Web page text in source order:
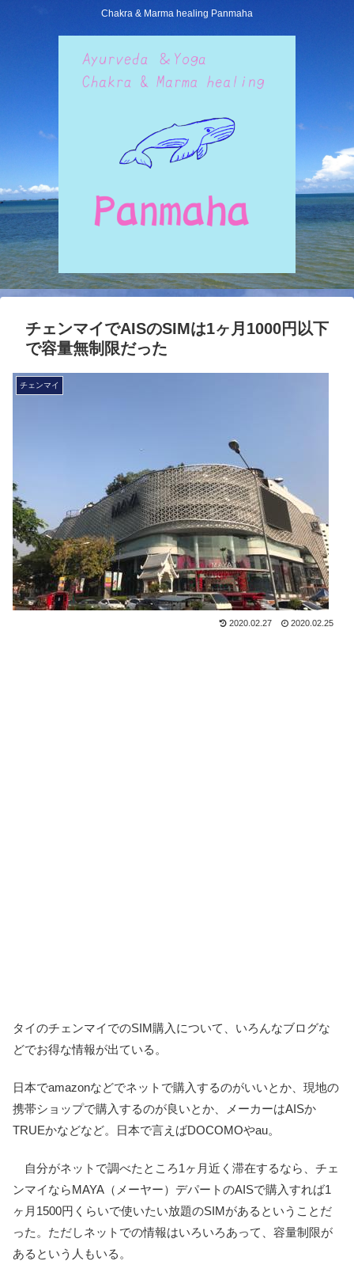
Chakra & Marma healing Panmaha
チェンマイでAISのSIMは1ヶ月1000円以下
で容量無制限だった
チェンマイ
2020.02.27 2020.02.25
タイのチェンマイでのSIM購入について、いろんなブログな
どでお得な情報が出ている。
日本でamazonなどでネットで購入するのがいいとか、現地の
携帯ショップで購入するのが良いとか、メーカーはAISか
TRUEかなどなど。日本で言えばDOCOMOやau。
自分がネットで調べたところ1ヶ月近く滞在するなら、チェ
ンマイならMAYA（メーヤー）デパートのAISで購入すれば1
ヶ月1500円くらいで使いたい放題のSIMがあるということだ
った。ただしネットでの情報はいろいろあって、容量制限が
あるという人もいる。